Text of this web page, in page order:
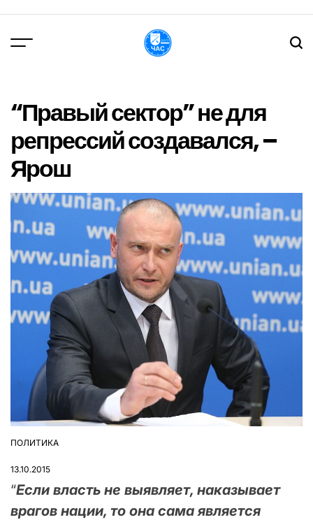
вмісту
“Правый сектор” не для
репрессий создавался, –
Ярош
ОПУБЛІКУВАТИ
ПОЛИТИКА
13.10.2015
“Если власть не выявляет, наказывает
врагов нации, то она сама является